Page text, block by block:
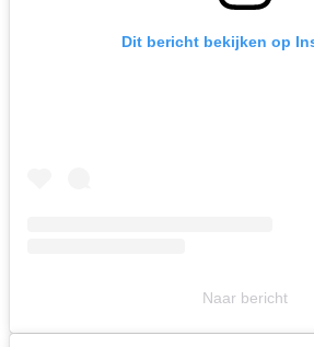
Dit bericht bekijken op
Naar bericht